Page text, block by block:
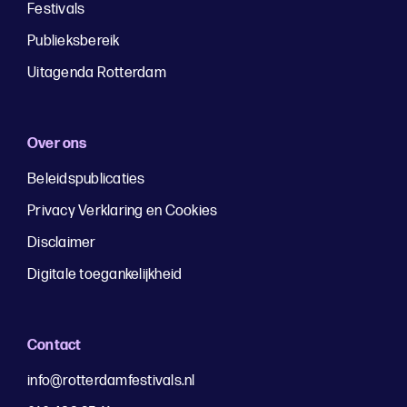
Festivals
Publieksbereik
Uitagenda Rotterdam
Over ons
Beleidspublicaties
Privacy Verklaring en Cookies
Disclaimer
Digitale toegankelijkheid
Contact
info@rotterdamfestivals.nl